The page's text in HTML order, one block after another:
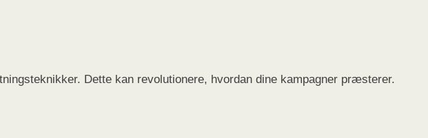
Dette kan revolutionere, hvordan dine kampagner præsterer.